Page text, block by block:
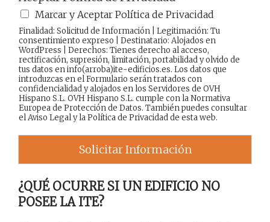
Marcar y Aceptar Política de Privacidad
Finalidad: Solicitud de Información | Legitimación: Tu
consentimiento expreso | Destinatario: Alojados en
WordPress | Derechos: Tienes derecho al acceso,
rectificación, supresión, limitación, portabilidad y olvido de
tus datos en info(arroba)ite-edificios.es. Los datos que
introduzcas en el Formulario serán tratados con
confidencialidad y alojados en los Servidores de OVH
Hispano S.L. OVH Hispano S.L. cumple con la Normativa
Europea de Protección de Datos. También puedes consultar
elAviso Legaly laPolítica de Privacidadde esta web.
Solicitar Información
¿QUÉ OCURRE SI UN EDIFICIO NO
POSEE LA ITE?